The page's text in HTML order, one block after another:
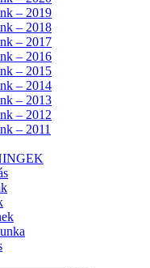
– 2019
– 2018
– 2017
– 2016
– 2015
– 2014
– 2013
– 2012
– 2011